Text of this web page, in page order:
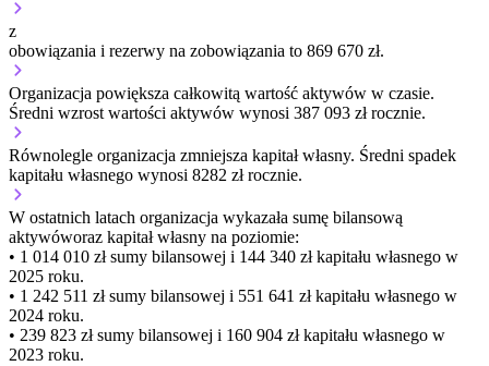
z
obowiązania i rezerwy na zobowiązania to 869 670 zł.
Organizacja powiększa całkowitą wartość aktywów w czasie.
Średni wzrost wartości aktywów wynosi 387 093 zł rocznie.
Równolegle organizacja zmniejsza kapitał własny. Średni spadek
kapitału własnego wynosi 8282 zł rocznie.
W ostatnich latach organizacja wykazała sumę bilansową
aktywóworaz kapitał własny na poziomie:
• 1 014 010 złsumy bilansowej i 144 340 zł kapitału własnego w
2025 roku.
• 1 242 511 złsumy bilansowej i 551 641 zł kapitału własnego w
2024 roku.
• 239 823 złsumy bilansowej i 160 904 zł kapitału własnego w
2023 roku.